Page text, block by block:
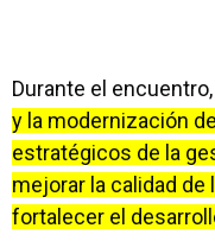
Durante el
y la modernización
estratégicos de la
mejorar la calidad
fortalecer el